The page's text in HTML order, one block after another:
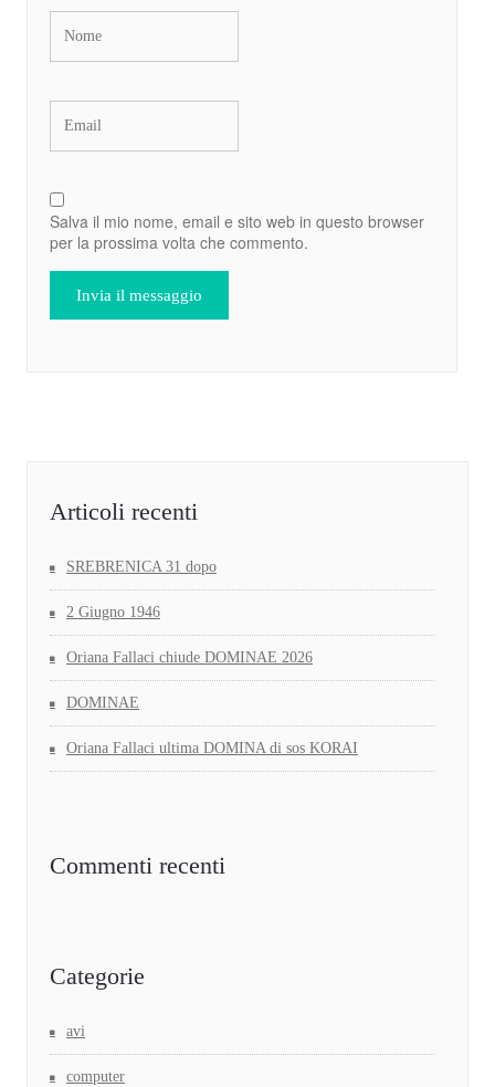
Salva il mio nome, email e sito web in questo browser
per la prossima volta che commento.
Articoli recenti
SREBRENICA 31 dopo
2 Giugno 1946
Oriana Fallaci chiude DOMINAE 2026
DOMINAE
Oriana Fallaci ultima DOMINA di sos KORAI
Commenti recenti
Categorie
avi
computer